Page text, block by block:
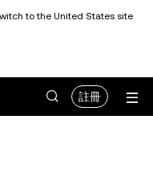
to the United States site
註冊